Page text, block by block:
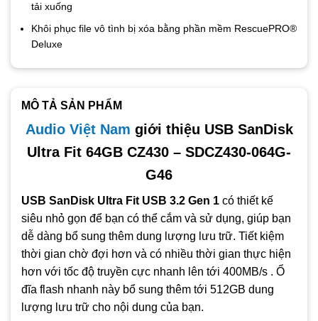
tải xuống
Khôi phục file vô tình bị xóa bằng phần mềm RescuePRO®
Deluxe
MÔ TẢ SẢN PHẨM
Audio Việt Nam giới thiệu USB SanDisk
Ultra Fit 64GB CZ430 – SDCZ430-064G-
G46
USB SanDisk Ultra Fit USB 3.2 Gen 1 có thiết kế
siêu nhỏ gọn để bạn có thể cắm và sử dụng, giúp bạn
dễ dàng bổ sung thêm dung lượng lưu trữ. Tiết kiệm
thời gian chờ đợi hơn và có nhiều thời gian thực hiện
hơn với tốc độ truyền cực nhanh lên tới 400MB/s . Ổ
đĩa flash nhanh này bổ sung thêm tới 512GB dung
lượng lưu trữ cho nội dung của bạn.